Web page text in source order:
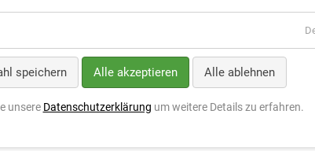
speichern Alle akzeptieren Alle ablehnen
unsere Datenschutzerklärung um weitere Details zu erfahren.